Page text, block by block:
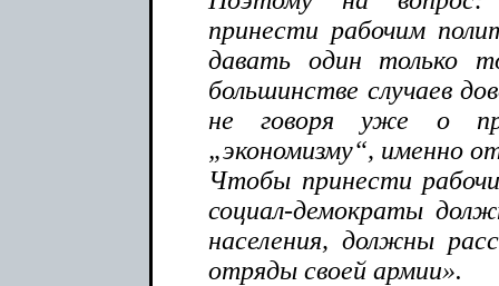
принести рабочим
давать один только
большинстве случаев
не говоря уже о
„экономизму“, именно
Чтобы принести
социал-демократы
населения, должны
отряды своей армии».